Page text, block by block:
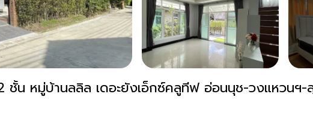
ชั้น หมู่บ้านลลิล เดอะยังเอ็กซ์คลูทีฟ อ่อนนุช-วงแหวนฯ